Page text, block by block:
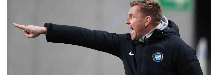
CSAPATOK
MÉRKŐZÉSEK